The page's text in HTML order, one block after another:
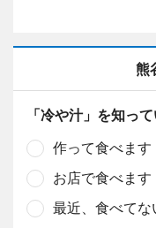
熊
「冷や汁」を知っ
作って食べます
お店で食べます
最近、食べてな